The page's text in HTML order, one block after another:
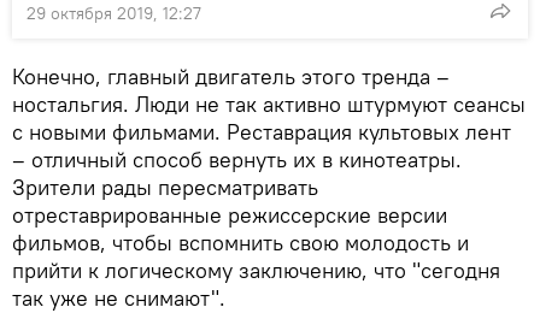
29 октября 2019, 12:27
Конечно, главный двигатель этого тренда –
ностальгия. Люди не так активно штурмуют сеансы
с новыми фильмами. Реставрация культовых лент
– отличный способ вернуть их в кинотеатры.
Зрители рады пересматривать
отреставрированные режиссерские версии
фильмов, чтобы вспомнить свою молодость и
прийти к логическому заключению, что "сегодня
так уже не снимают".